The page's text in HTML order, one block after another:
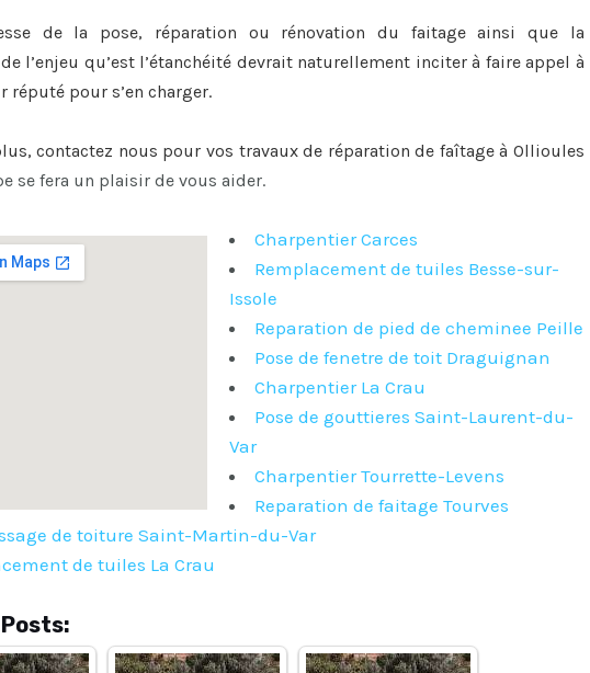
de la pose, réparation ou rénovation du faitageainsi que la
l’enjeu qu’est l’étanchéité devrait naturellement inciter à faire appel à
réputé pour s’en charger.
contactez nous pour vos travaux de réparation de faîtage à Ollioules
se fera un plaisir de vous aider.
Charpentier Carces
Remplacement de tuiles Besse-sur-
Issole
Reparation de pied de cheminee Peille
Pose de fenetre de toit Draguignan
Charpentier La Crau
Pose de gouttieres Saint-Laurent-du-
Var
Charpentier Tourrette-Levens
Reparation de faitage Tourves
de toiture Saint-Martin-du-Var
de tuiles La Crau